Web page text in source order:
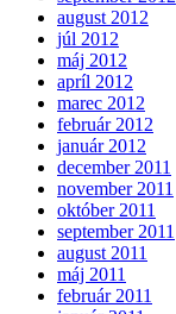
august 2012
júl 2012
máj 2012
apríl 2012
marec 2012
február 2012
január 2012
december 2011
november 2011
október 2011
september 2011
august 2011
máj 2011
február 2011